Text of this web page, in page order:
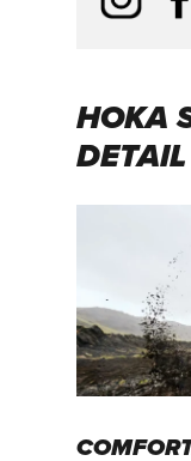
HOKA
DETAIL